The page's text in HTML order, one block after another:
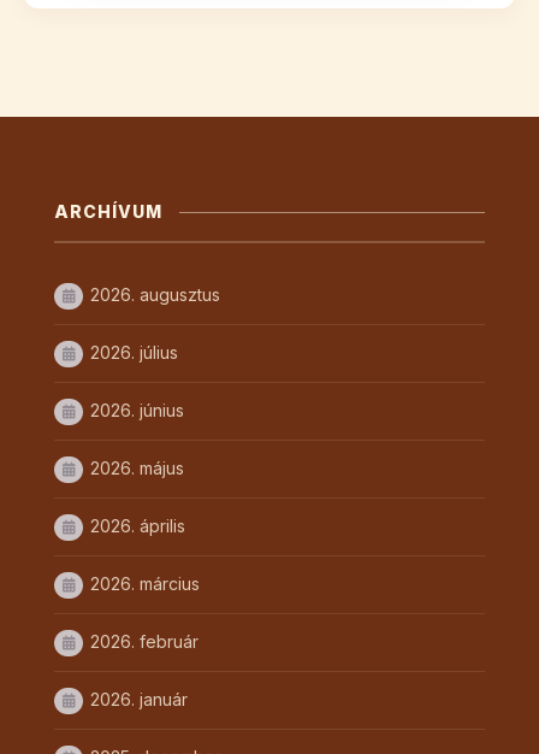
ARCHÍVUM
2026. augusztus
2026. július
2026. június
2026. május
2026. április
2026. március
2026. február
2026. január